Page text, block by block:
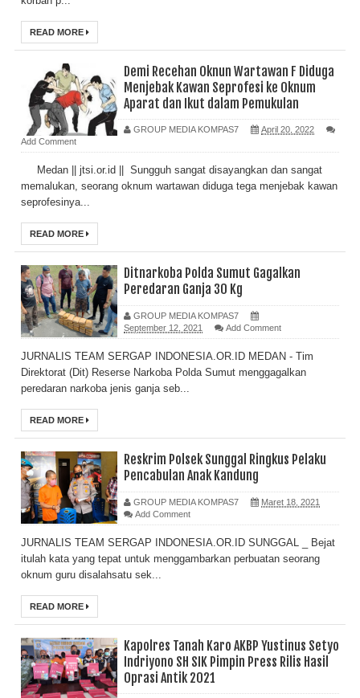
READ MORE
Demi Recehan Oknun Wartawan F Diduga
Menjebak Kawan Seprofesi ke Oknum
Aparat dan Ikut dalam Pemukulan
GROUP MEDIA KOMPAS7
April 20, 2022
Add Comment
Medan || jtsi.or.id || Sungguh sangat disayangkan dan sangat
memalukan, seorang oknum wartawan diduga tega menjebak kawan
seprofesinya...
READ MORE
Ditnarkoba Polda Sumut Gagalkan
Peredaran Ganja 30 Kg
GROUP MEDIA KOMPAS7
September 12, 2021
Add Comment
JURNALIS TEAM SERGAP INDONESIA.OR.ID MEDAN - Tim
Direktorat (Dit) Reserse Narkoba Polda Sumut menggagalkan
peredaran narkoba jenis ganja seb...
READ MORE
Reskrim Polsek Sunggal Ringkus Pelaku
Pencabulan Anak Kandung
GROUP MEDIA KOMPAS7
Maret 18, 2021
Add Comment
JURNALIS TEAM SERGAP INDONESIA.OR.ID SUNGGAL _ Bejat
itulah kata yang tepat untuk menggambarkan perbuatan seorang
oknum guru disalahsatu sek...
READ MORE
Kapolres Tanah Karo AKBP Yustinus Setyo
Indriyono SH SIK Pimpin Press Rilis Hasil
Oprasi Antik 2021